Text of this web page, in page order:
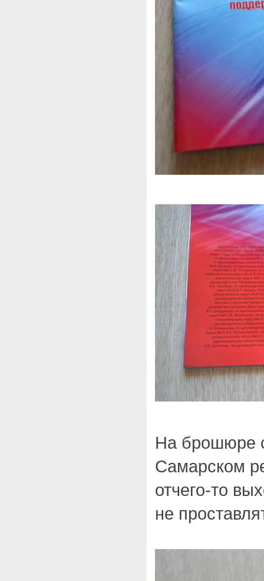
На брошюре
Самарском
отчего-то
не